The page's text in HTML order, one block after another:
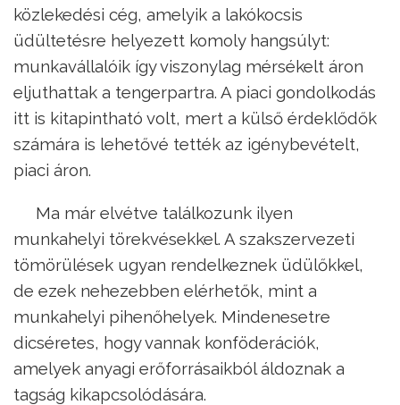
közlekedési cég, amelyik a lakókocsis
üdültetésre helyezett komoly hangsúlyt:
munkavállalóik így viszonylag mérsékelt áron
eljuthattak a tengerpartra. A piaci gondolkodás
itt is kitapintható volt, mert a külső érdeklődők
számára is lehetővé tették az igénybevételt,
piaci áron.
Ma már elvétve találkozunk ilyen
munkahelyi törekvésekkel. A szakszervezeti
tömörülések ugyan rendelkeznek üdülőkkel,
de ezek nehezebben elérhetők, mint a
munkahelyi pihenőhelyek. Mindenesetre
dicséretes, hogy vannak konföderációk,
amelyek anyagi erőforrásaikból áldoznak a
tagság kikapcsolódására.